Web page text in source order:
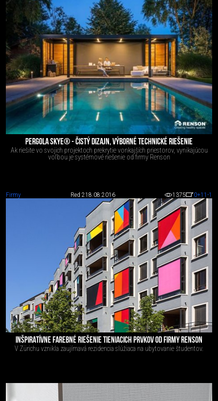
PERGOLA SKYE® - ČISTÝ DIZAJN, VÝBORNÉ TECHNICKÉ RIEŠENIE
Ak riešite vo svojich projektoch prekrytie vonkajších priestorov, vynikajúcou
voľbou je systémové riešenie od firmy Renson
Firmy Red 218.08.2016 1375 0+11 -1
INŠPIRATÍVNE FAREBNÉ RIEŠENIE TIENIACICH PRVKOV OD FIRMY RENSON
V Zürichu vznikla zaujímavá rezidencia slúžiaca na ubytovanie študentov.